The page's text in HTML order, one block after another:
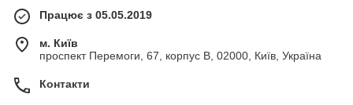
Працює з 05.05.2019
м. Київ
проспект Перемоги, 67, корпус В, 02000, Київ, Україна
Контакти